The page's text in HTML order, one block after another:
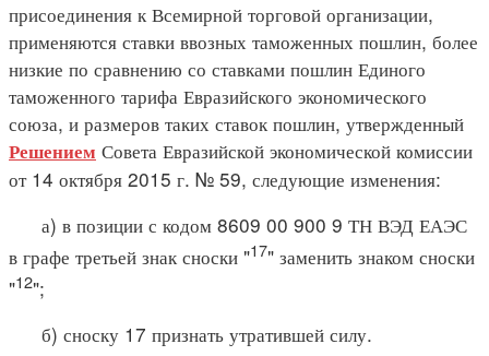
присоединения к Всемирной торговой организации,
применяются ставки ввозных таможенных пошлин, более
низкие по сравнению со ставками пошлин Единого
таможенного тарифа Евразийского экономического
союза, и размеров таких ставок пошлин, утвержденный
Решением Совета Евразийской экономической комиссии
от 14 октября 2015 г. № 59, следующие изменения:
а) в позиции с кодом 8609 00 900 9 ТН ВЭД ЕАЭС
в графе третьей знак сноски "17" заменить знаком сноски
"12";
б) сноску 17 признать утратившей силу.